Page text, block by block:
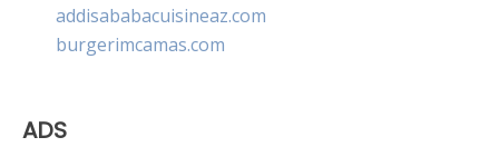
addisababacuisineaz.com
burgerimcamas.com
ADS